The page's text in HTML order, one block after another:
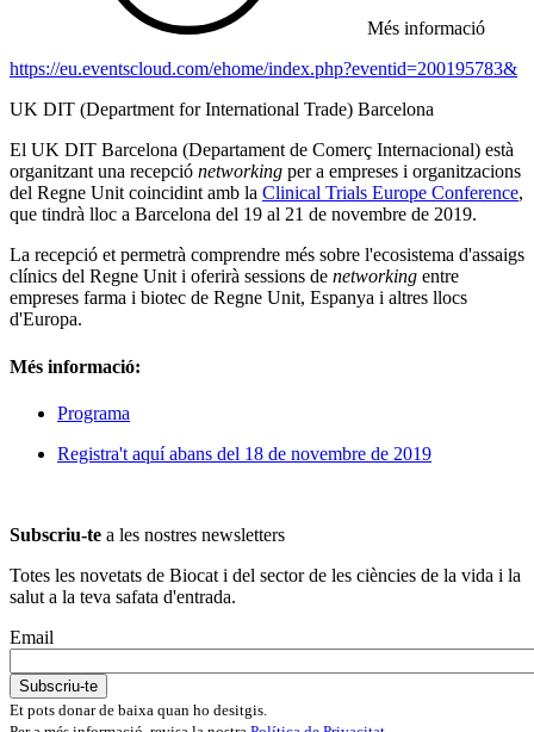
Més informació
https://eu.eventscloud.com/ehome/index.php?eventid=200195783&
UK DIT (Department for International Trade) Barcelona
El UK DIT Barcelona (Departament de Comerç Internacional) està
organitzant una recepció networking per a empreses i organitzacions
del Regne Unit coincidint amb la Clinical Trials Europe Conference,
que tindrà lloc a Barcelona del 19 al 21 de novembre de 2019.
La recepció et permetrà comprendre més sobre l'ecosistema d'assaigs
clínics del Regne Unit i oferirà sessions de networking entre
empreses farma i biotec de Regne Unit, Espanya i altres llocs
d'Europa.
Més informació:
Programa
Registra't aquí abans del 18 de novembre de 2019
Subscriu-te a les nostres newsletters
Totes les novetats de Biocat i del sector de les ciències de la vida i la
salut a la teva safata d'entrada.
Email
Et pots donar de baixa quan ho desitgis.